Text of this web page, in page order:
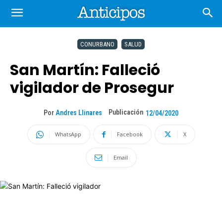
CONURBANO SALUD
San Martín: Falleció
vigilador de Prosegur
Por Andres Llinares Publicación 12/04/2020
WhatsApp Facebook X
Email